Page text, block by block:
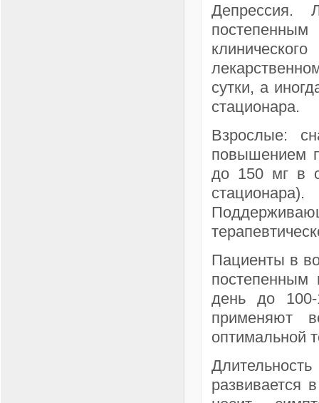
Депрессия.
сутки, а
стационара.
Взрослые:
повышением
до 150 мг в
стационара).
Пациенты в
день до
применяют
оптимальной
развивается